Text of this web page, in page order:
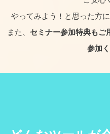
やってみよう！と思った方
また、 セミナー参加特典もご
参加